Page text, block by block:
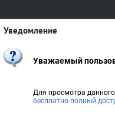
Уведомление
Уважаемый
Для просмотра
бесплатно полный